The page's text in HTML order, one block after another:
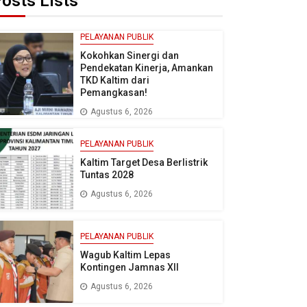
PELAYANAN PUBLIK
Kokohkan Sinergi dan
Pendekatan Kinerja, Amankan
TKD Kaltim dari
Pemangkasan!
Agustus 6, 2026
PELAYANAN PUBLIK
Kaltim Target Desa Berlistrik
Tuntas 2028
Agustus 6, 2026
PELAYANAN PUBLIK
Wagub Kaltim Lepas
Kontingen Jamnas XII
Agustus 6, 2026